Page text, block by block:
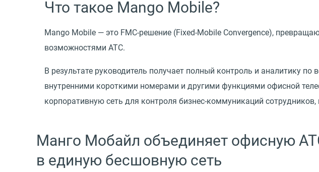
Что такое Mango Mobile?
Mango Mobile — это FMC-решение (Fixed-Mobile Convergence),
возможностями АТС.
В результате руководитель получает полный контроль и аналитику по
внутренними короткими номерами и другими функциями офисной
корпоративную сеть для контроля бизнес-коммуникаций
Манго Мобайл объединяет офисную
в единую бесшовную сеть